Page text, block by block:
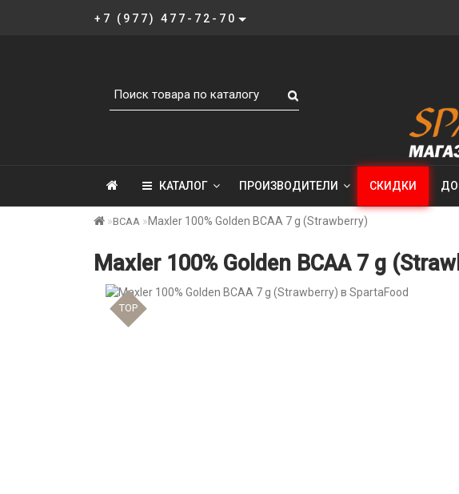
+7 (977) 477-72-70
КАТАЛОГ ПРОИЗВОДИТЕЛИ СКИДКИ
BCAA Maxler 100% Golden BCAA 7 g (Strawberry)
Maxler 100% Golden BCAA 7 g
TOP